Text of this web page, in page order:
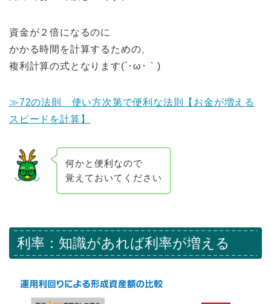
資金が２倍になるのに
かかる時間を計算するための、
複利計算の式となります(´･ω･｀)
≫72の法則 使い方次第で便利な法則【お金が増える
スピードを計算】
何かと便利なので
覚えておいてください
利率：知識があれば利率が増える